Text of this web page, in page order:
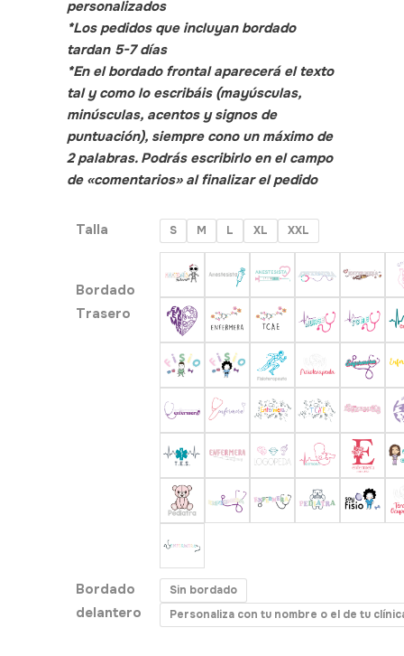
personalizados
*Los pedidos que incluyan bordado
tardan 5-7 días
*En el bordado frontal aparecerá el texto
tal y como lo escribáis (mayúsculas,
minúsculas, acentos y signos de
puntuación), siempre cono un máximo de
2 palabras. Podrás escribirlo en el campo
de «comentarios» al finalizar el pedido
Talla S M L XL XXL
Bordado
Trasero
Bordado
delantero
Sin bordado
Personaliza con tu nombre o el de tu